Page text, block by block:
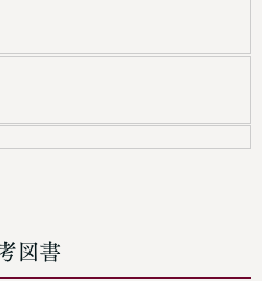
図書